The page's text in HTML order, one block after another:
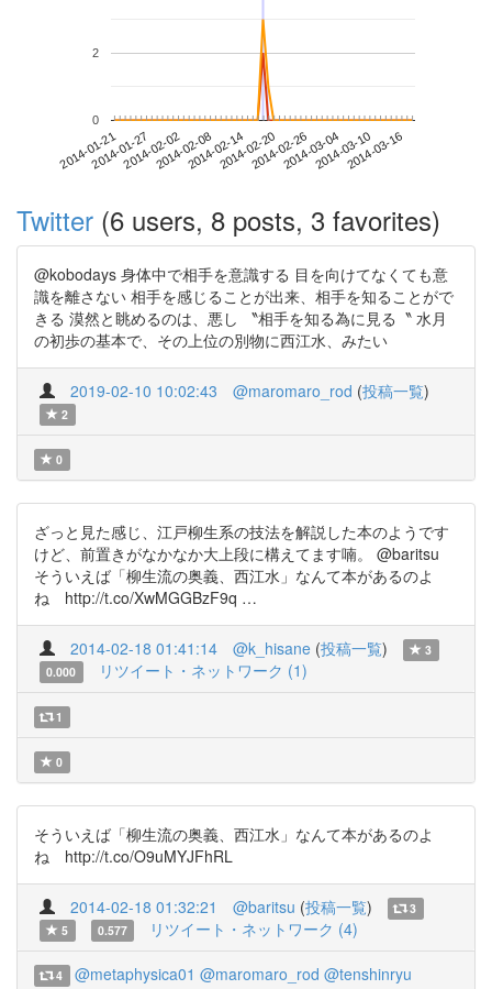
2014-01-212014-01-272014-02-022014-02-082014-02-142014-02-202014-02-262014-03-042014-03-102014-03-16
0
2
Twitter (6 users, 8 posts, 3 favorites)
@kobodays 身体中で相手を意識する 目を向けてなくても意
識を離さない 相手を感じることが出来、相手を知ることがで
きる 漠然と眺めるのは、悪し 〝相手を知る為に見る〝 水月
の初歩の基本で、その上位の別物に西江水、みたい
2019-02-10 10:02:43 @maromaro_rod (投稿一覧)
2
0
ざっと見た感じ、江戸柳生系の技法を解説した本のようです
けど、前置きがなかなか大上段に構えてます喃。 @baritsu
そういえば「柳生流の奥義、西江水」なんて本があるのよ
ね http://t.co/XwMGGBzF9q …
2014-02-18 01:41:14 @k_hisane (投稿一覧)
3
0.000
リツイート・ネットワーク (1)
1
0
そういえば「柳生流の奥義、西江水」なんて本があるのよ
ね http://t.co/O9uMYJFhRL
2014-02-18 01:32:21 @baritsu (投稿一覧)
3
5
0.577 リツイート・ネットワーク (4)
4 @metaphysica01 @maromaro_rod @tenshinryu